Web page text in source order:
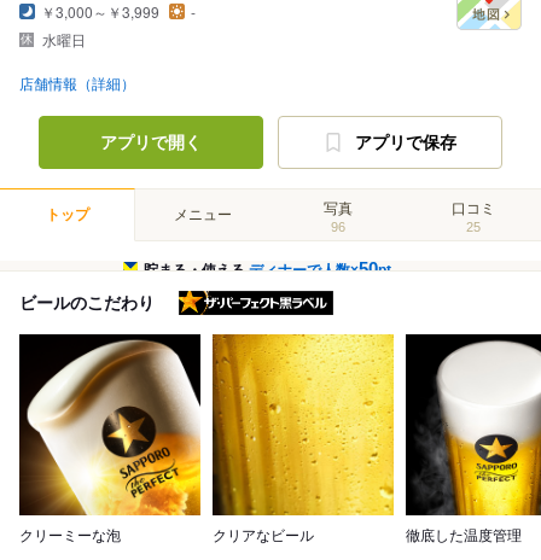
￥3,000～￥3,999
-
水曜日
店舗情報（詳細）
アプリで開く アプリで保存
トップ メニュー 写真
96
口コミ
25
貯まる・使えるディナーで人数×50pt
ビールのこだわり
クリーミーな泡 クリアなビール 徹底した温度管理